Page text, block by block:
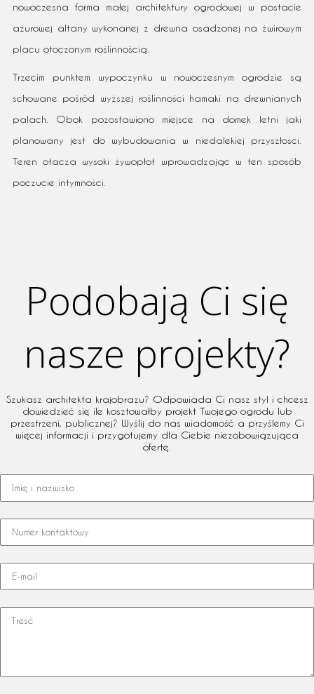
nowoczesna forma małej architektury ogrodowej w postacie
ażurowej altany wykonanej z drewna osadzonej na żwirowym
placu otoczonym roślinnością.
Trzecim punktem wypoczynku w nowoczesnym ogrodzie są
schowane pośród wyższej roślinności hamaki na drewnianych
palach. Obok pozostawiono miejsce na domek letni jaki
planowany jest do wybudowania w niedalekiej przyszłości.
Teren otacza wysoki żywopłot wprowadzając w ten sposób
poczucie intymności.
Podobają Ci się
nasze projekty?
Szukasz architekta krajobrazu? Odpowiada Ci nasz styl i chcesz
dowiedzieć się ile kosztowałby projekt Twojego ogrodu lub
przestrzeni, publicznej? Wyślij do nas wiadomość a przyślemy Ci
więcej informacji i przygotujemy dla Ciebie niezobowiązująca
ofertę.